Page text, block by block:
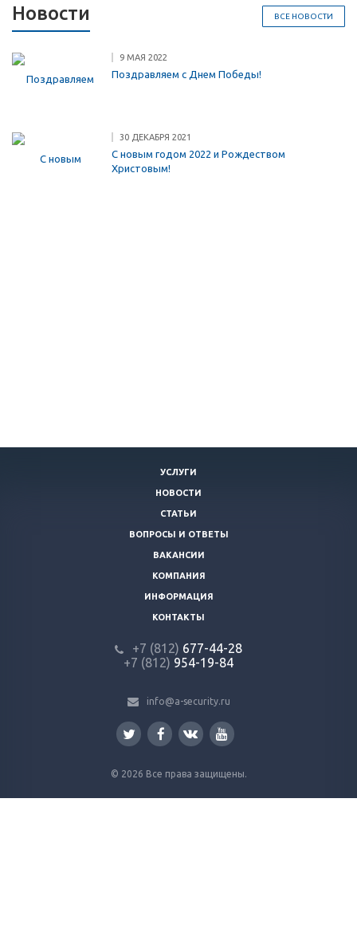
ВСЕ НОВОСТИ
Новости
9 МАЯ 2022
Поздравляем с Днем Победы!
30 ДЕКАБРЯ 2021
С новым годом 2022 и Рождеством
Христовым!
УСЛУГИ
НОВОСТИ
СТАТЬИ
ВОПРОСЫ И ОТВЕТЫ
ВАКАНСИИ
КОМПАНИЯ
ИНФОРМАЦИЯ
КОНТАКТЫ
+7 (812) 677-44-28
+7 (812) 954-19-84
info@a-security.ru
© 2026 Все права защищены.